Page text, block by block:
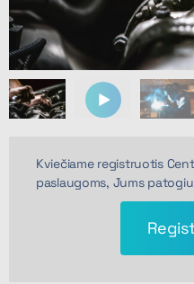
Kviečiame registruotis
paslaugoms, Jums